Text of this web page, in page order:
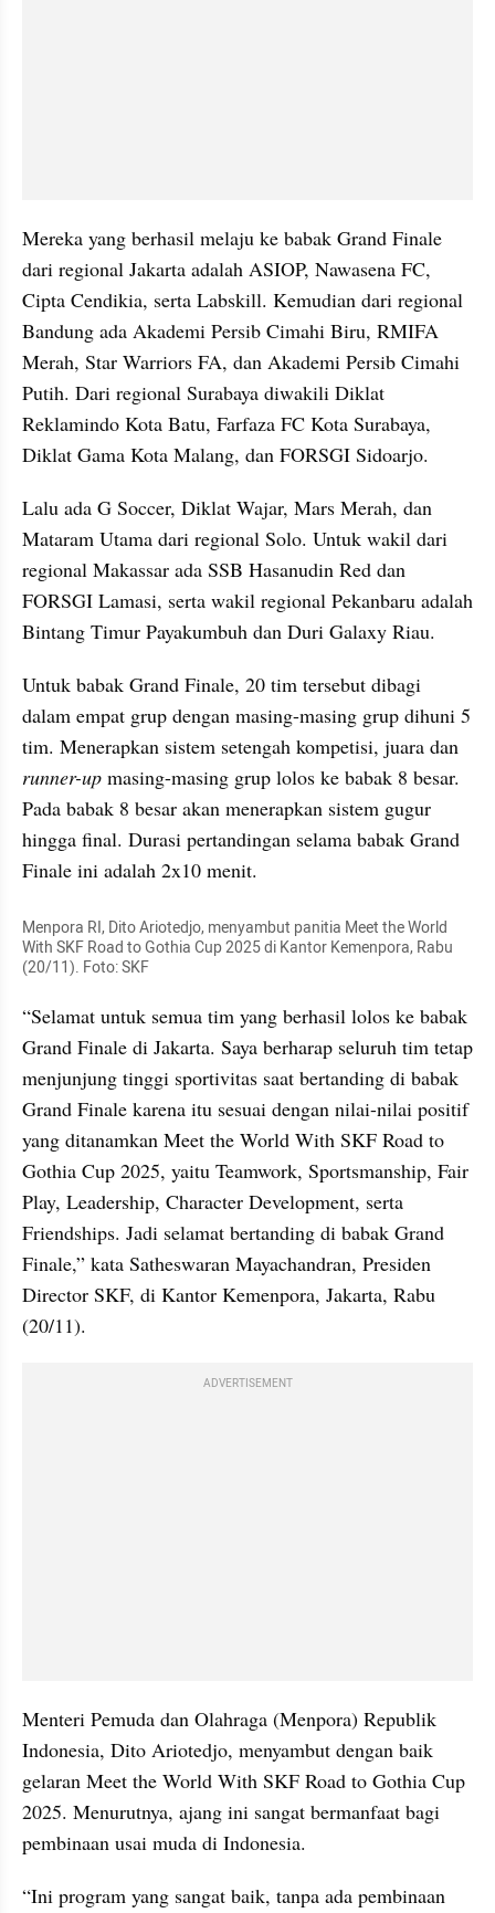
Mereka yang berhasil melaju ke babak Grand Finale
dari regional Jakarta adalah ASIOP, Nawasena FC,
Cipta Cendikia, serta Labskill. Kemudian dari regional
Bandung ada Akademi Persib Cimahi Biru, RMIFA
Merah, Star Warriors FA, dan Akademi Persib Cimahi
Putih. Dari regional Surabaya diwakili Diklat
Reklamindo Kota Batu, Farfaza FC Kota Surabaya,
Diklat Gama Kota Malang, dan FORSGI Sidoarjo.
Lalu ada G Soccer, Diklat Wajar, Mars Merah, dan
Mataram Utama dari regional Solo. Untuk wakil dari
regional Makassar ada SSB Hasanudin Red dan
FORSGI Lamasi, serta wakil regional Pekanbaru adalah
Bintang Timur Payakumbuh dan Duri Galaxy Riau.
Untuk babak Grand Finale, 20 tim tersebut dibagi
dalam empat grup dengan masing-masing grup dihuni 5
runner-up masing-masing grup lolos ke babak 8 besar.
Pada babak 8 besar akan menerapkan sistem gugur
hingga final. Durasi pertandingan selama babak Grand
Finale ini adalah 2x10 menit.
Menpora RI, Dito Ariotedjo, menyambut panitia Meet the World
With SKF Road to Gothia Cup 2025 di Kantor Kemenpora, Rabu
(20/11). Foto: SKF
“Selamat untuk semua tim yang berhasil lolos ke babak
Grand Finale di Jakarta. Saya berharap seluruh tim tetap
menjunjung tinggi sportivitas saat bertanding di babak
Grand Finale karena itu sesuai dengan nilai-nilai positif
yang ditanamkan Meet the World With SKF Road to
Gothia Cup 2025, yaitu Teamwork, Sportsmanship, Fair
Play, Leadership, Character Development, serta
Friendships. Jadi selamat bertanding di babak Grand
Finale,” kata Satheswaran Mayachandran, Presiden
Director SKF, di Kantor Kemenpora, Jakarta, Rabu
(20/11).
ADVERTISEMENT
Menteri Pemuda dan Olahraga (Menpora) Republik
Indonesia, Dito Ariotedjo, menyambut dengan baik
gelaran Meet the World With SKF Road to Gothia Cup
2025. Menurutnya, ajang ini sangat bermanfaat bagi
pembinaan usai muda di Indonesia.
“Ini program yang sangat baik, tanpa ada pembinaan